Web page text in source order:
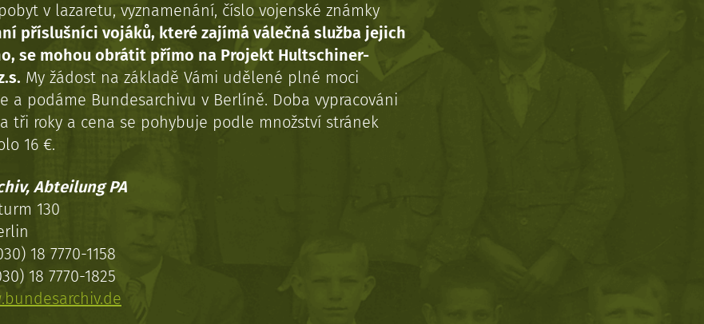
v lazaretu, vyznamenání, číslo vojenské známky
příslušníci vojáků, které zajímá válečná služba jejich
se mohou obrátit přímo na Projekt Hultschiner-
My žádost na základě Vámi udělené plné moci
a podáme Bundesarchivu v Berlíně. Doba vypracováni
tři roky a cena se pohybuje podle množství stránek
16 €.
Abteilung PA
130
18 7770-1158
18 7770-1825